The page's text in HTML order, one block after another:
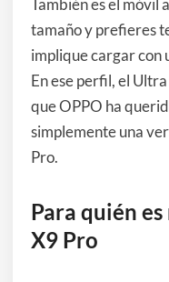
También es el móvil
tamaño y prefieres
implique cargar con
En ese perfil, el
que OPPO ha
simplemente una
Pro.
Para quién
X9 Pro